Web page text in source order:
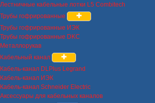
Лестничные кабельные лотки L5 Combitech
Трубы гофрированные
Трубы гофрированные ИЭК
Трубы гофрированные DKC
Металлорукав
Кабельный канал
Кабель-канал DLPlus Legrand
Кабель-канал ИЭК
Кабель-канал Schneider Electric
Аксессуары для кабельных каналов